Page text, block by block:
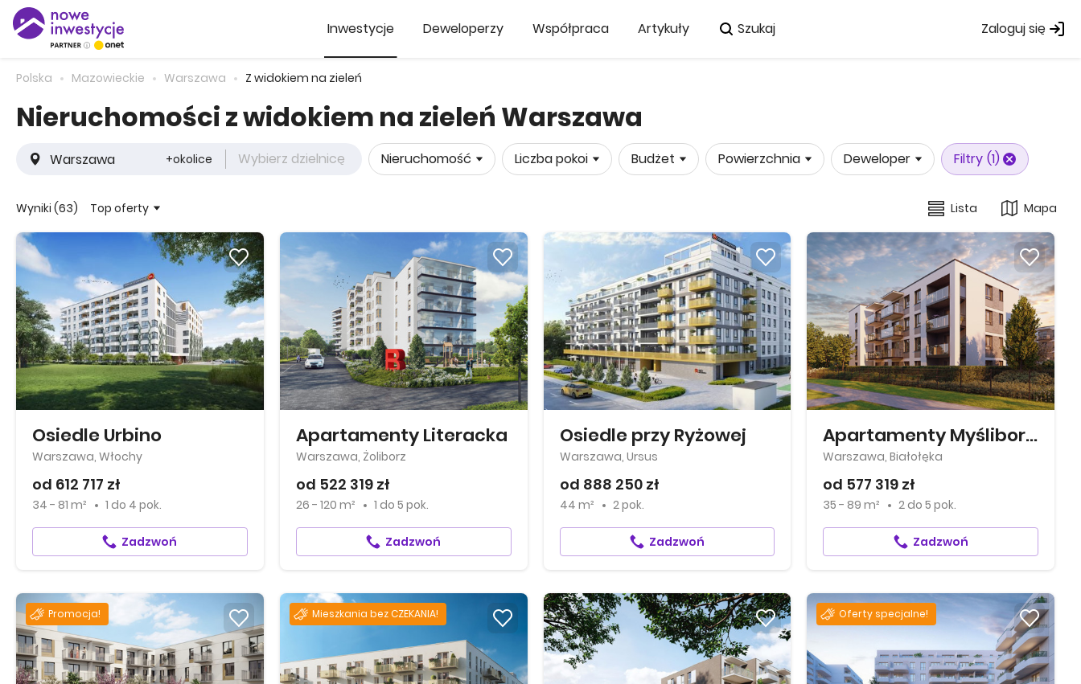
Inwestycje Deweloperzy Współpraca Artykuły Szukaj Zaloguj się
Polska Mazowieckie Warszawa Z widokiem na zieleń
Nieruchomości z widokiem na zieleń Warszawa
+okolice Wybierz dzielnicę Nieruchomość Liczba pokoi Budżet Powierzchnia Deweloper Filtry (1)
Wyniki (63) Top oferty Lista Mapa
Osiedle Urbino
Warszawa, Włochy
od 612 717 zł
34 - 81 m² 1 do 4 pok.
Zadzwoń
Apartamenty Literacka
Warszawa, Żoliborz
od 522 319 zł
26 - 120 m² 1 do 5 pok.
Zadzwoń
Osiedle przy Ryżowej
Warszawa, Ursus
od 888 250 zł
44 m² 2 pok.
Zadzwoń
Apartamenty Myśliborska Park
Warszawa, Białołęka
od 577 319 zł
35 - 89 m² 2 do5 pok.
Zadzwoń
Promocja! Mieszkania bez CZEKANIA! Oferty specjalne!